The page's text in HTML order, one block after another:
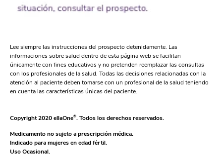
Lee siempre las instrucciones del prospecto detenidamente. Las
informaciones sobre salud dentro de esta página web se facilitan
únicamente con fines educativos y no pretenden reemplazar las consultas
con los profesionales de la salud. Todas las decisiones relacionadas con la
atención al paciente deben tomarse con un profesional de la salud teniendo
en cuenta las características únicas del paciente.
Copyright 2020 ellaOne®. Todos los derechos reservados.
Medicamento no sujeto a prescripción médica.
Indicado para mujeres en edad fértil.
Uso Ocasional.